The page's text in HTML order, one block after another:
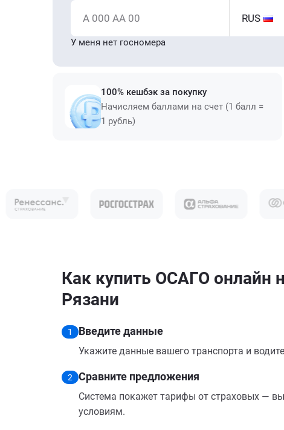
А 000 АА 00 RUS
У меня нет госномера
100% кешбэк за покупку
Начисляем баллами на счет (1 балл =
1 рубль)
Как купить ОСАГО онлайн
Рязани
1 Введите данные
Укажите данные вашего транспорта и
2 Сравните предложения
Система покажет тарифы от страховых —
условиям.